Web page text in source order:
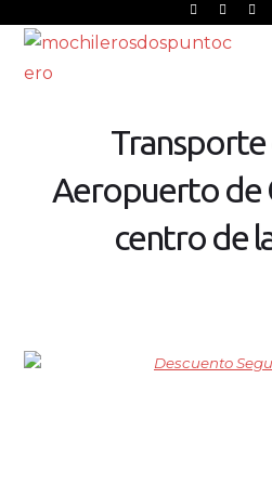
Aeropuerto de
centro de